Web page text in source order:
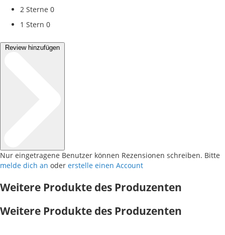
2 Sterne 0
1 Stern 0
Review hinzufügen
Nur eingetragene Benutzer können Rezensionen schreiben. Bitte
melde dich an oder erstelle einen Account
Weitere Produkte des Produzenten
Weitere Produkte des Produzenten